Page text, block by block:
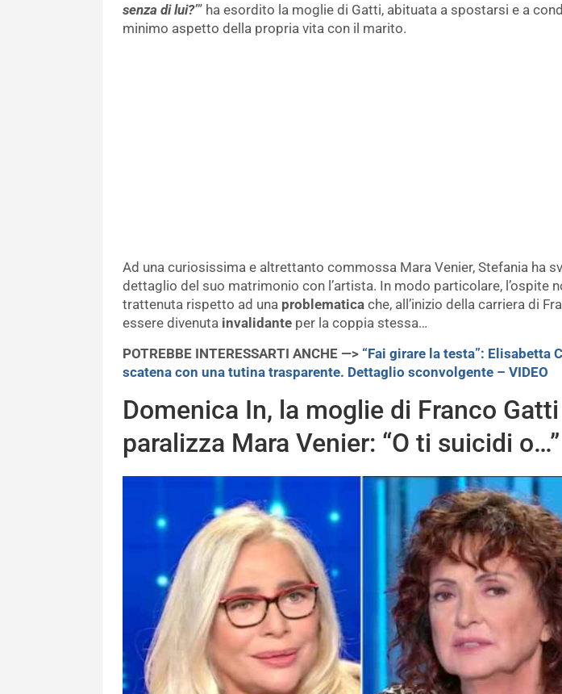
senza di lui?’” ha esordito la moglie di Gatti, abituata a spostarsi e a
minimo aspetto della propria vita con il marito.
Ad una curiosissima e altrettanto commossa Mara Venier, Stefania ha
dettaglio del suo matrimonio con l’artista. In modo particolare, l’ospite
trattenuta rispetto ad una problematica che, all’inizio della carriera di
essere divenuta invalidante per la coppia stessa…
POTREBBE INTERESSARTI ANCHE —> “Fai girare la testa”: Elisabetta
scatena con una tutina trasparente. Dettaglio sconvolgente – VIDEO
Domenica In, la moglie di Franco Gatti
paralizza Mara Venier: “O ti suicidi o…”